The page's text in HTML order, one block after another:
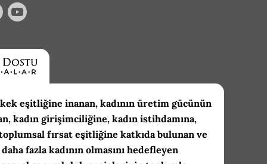
eşitliğine inanan, kadının üretim gücünün
kadın girişimciliğine, kadın istihdamına,
fırsat eşitliğine katkıda bulunan ve
fazla kadının olmasını hedefleyen